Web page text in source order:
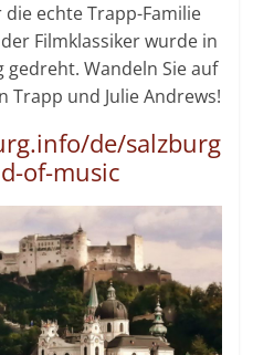
echte Trapp-Familie
Filmklassiker wurde in
Wandeln Sie auf
Trapp und Julie Andrews!
de/salzburg
of-music